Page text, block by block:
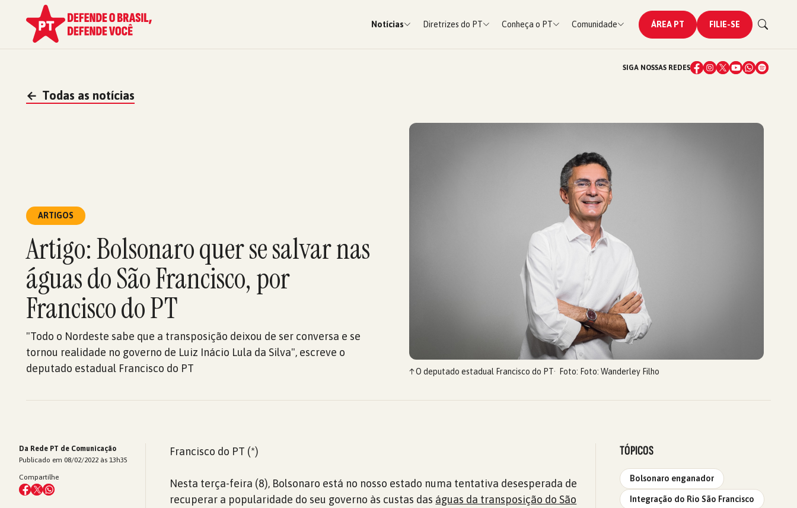
Notícias Diretrizes do PT Conheça o PT Comunidade ÁREA PT FILIE-SE
SIGA NOSSAS REDES
← Todas as notícias
ARTIGOS
Artigo: Bolsonaro quer se salvar nas
águas do São Francisco, por
Francisco do PT
"Todo o Nordeste sabe que a transposição deixou de ser conversa e se
tornou realidade no governo de Luiz Inácio Lula da Silva", escreve o
deputado estadual Francisco do PT
↑O deputado estadual Francisco do PT Foto: Foto: Wanderley Filho
Da Rede PT de Comunicação
Publicado em 08/02/2022 às 13h35
Compartilhe
Francisco do PT (*)
Nesta terça-feira (8), Bolsonaro está no nosso estado numa tentativa desesperada de
recuperar a popularidade do seu governo às custas das águas da transposição do São
TÓPICOS
Bolsonaro enganador
Integração do Rio São Francisco